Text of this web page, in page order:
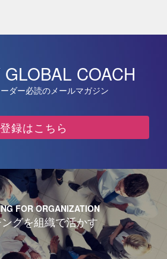
COACH
ダー必読のメールマガジン
登録はこちら
FOR ORGANIZATION
グを組織で活かす